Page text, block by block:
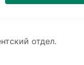
отдел.